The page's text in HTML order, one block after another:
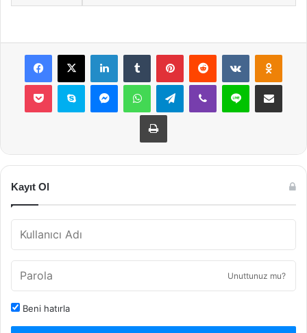
Facebook
X LinkedInTumblr PinterestReddit VKontakte
Pocket Skype MessengerWhatsAppTelegramViber Line E-Posta ile
Yazdır
Kayıt Ol
Unuttunuz mu?
Beni hatırla